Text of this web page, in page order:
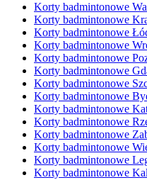
Korty badmintonowe
Korty badmintonowe
Korty badmintonowe
Korty badmintonowe
Korty badmintonowe
Korty badmintonowe
Korty badmintonowe
Korty badmintonowe
Korty badmintonowe
Korty badmintonowe
Korty badmintonowe
Korty badmintonowe
Korty badmintonowe
Korty badmintonowe